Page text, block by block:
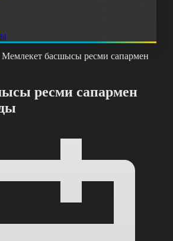
Мемлекет басшысы ресми сапармен
ресми сапармен